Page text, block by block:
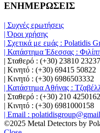
ΕΝΗΜΕΡΩΣΕΙΣ
| Συχνές ερωτήσεις
| Όροι χρήσης
| Σχετικά με εμάς : Polatidis
| Κατάστημα Έδεσσας :
| Σταθερό : (+30) 23810 23237
| Κινητό : (+30) 69415 50822
| Κινητό : (+30) 6986503332
| Κατάστημα Αθήνας :
| Σταθερό : (+30) 210 4250162
| Κινητό : (+30) 6981000158
| Email :
©2025 Metal Detectors by